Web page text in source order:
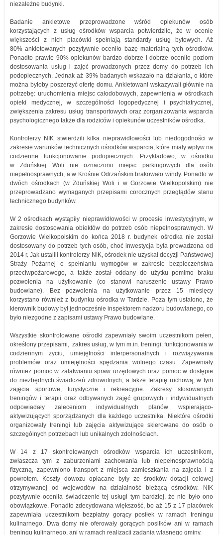
niezależne budynki.
Badanie ankietowe przeprowadzone wśród opiekunów osób
korzystających z usług ośrodków wsparcia potwierdziło, że w ocenie
większości z nich placówki spełniają standardy usług bytowych. Aż
80% ankietowanych pozytywnie oceniło bazę materialną tych ośrodków.
Ponadto prawie 90% opiekunów bardzo dobrze i dobrze oceniło poziom
dostosowania usług i zajęć prowadzonych przez domy do potrzeb ich
podopiecznych. Jednak aż 39% badanych wskazało na działania, o które
można byłoby poszerzyć ofertę domu. Ankietowani wskazywali głównie na
potrzebę: uruchomienia miejsc całodobowych, zapewnienia w ośrodkach
opieki medycznej, w szczególności logopedycznej i psychiatrycznej,
zwiększenia zakresu usług transportowych oraz zorganizowania wsparcia
psychologicznego także dla rodziców i opiekunów uczestników ośrodka.
Kontrolerzy NIK stwierdzili kilka nieprawidłowości lub niedogodności w
zakresie warunków technicznych ośrodków wsparcia, które miały wpływ na
codzienne funkcjonowanie podopiecznych. Przykładowo, w ośrodku
w Zduńskiej Woli nie oznaczono miejsc parkingowych dla osób
niepełnosprawnych, a w Krośnie Odrzańskim brakowało windy. Ponadto w
dwóch ośrodkach (w Zduńskiej Woli i w Gorzowie Wielkopolskim) nie
przeprowadzano wymaganych przepisami corocznych przeglądów stanu
technicznego budynków.
W 2 ośrodkach wystąpiły nieprawidłowości w procesie inwestycyjnym, w
zakresie dostosowania obiektów do potrzeb osób niepełnosprawnych. W
Gorzowie Wielkopolskim do końca 2018 r. budynek ośrodka nie został
dostosowany do potrzeb tych osób, choć inwestycja była prowadzona od
2014 r. Jak ustalili kontrolerzy NIK, ośrodek nie uzyskał decyzji Państwowej
Straży Pożarnej o spełnianiu wymogów w zakresie bezpieczeństwa
przeciwpożarowego, a także został oddany do użytku pomimo braku
pozwolenia na użytkowanie (co stanowi naruszenie ustawy Prawo
budowlane). Bez pozwolenia na użytkowanie przez 15 miesięcy
korzystano również z budynku ośrodka w Tardzie. Poza tym ustalono, że
kierownik budowy był jednocześnie inspektorem nadzoru budowlanego, co
było niezgodne z zapisami ustawy Prawo budowlane.
Wszystkie skontrolowane ośrodki zapewniały swoim uczestnikom pełen,
określony przepisami, zakres usług, w tym m.in. treningi: funkcjonowania w
codziennym życiu, umiejętności interpersonalnych i rozwiązywania
problemów oraz umiejętności spędzania wolnego czasu. Zapewniały
również pomoc w załatwianiu spraw urzędowych oraz pomoc w dostępie
do niezbędnych świadczeń zdrowotnych, a także terapię ruchową, w tym
zajęcia sportowe, turystyczne i rekreacyjne. Zakresy stosowanych
treningów i terapii oraz odbywanych zajęć grupowych i indywidualnych
odpowiadały zaleceniom indywidualnych planów wspierająco-
aktywizujących sporządzanych dla każdego uczestnika. Niektóre ośrodki
organizowały treningi lub zajęcia aktywizujące skierowane do osób o
szczególnych potrzebach lub unikalnych zdolnościach.
W 14 z 17 skontrolowanych ośrodków wsparcia ich uczestnikom,
zwłaszcza tym z zaburzeniami zachowania lub niepełnosprawnością
fizyczną, zapewniono transport z miejsca zamieszkania na zajęcia i z
powrotem. Koszty dowozu opłacane były ze środków dotacji celowej
otrzymywanej od wojewodów na działalność bieżącą ośrodków. NIK
pozytywnie oceniła świadczenie tej usługi tym bardziej, że nie było ono
obowiązkowe. Ponadto zdecydowana większość, bo aż 15 z 17 placówek
zapewniała uczestnikom bezpłatny gorący posiłek w ramach treningu
kulinarnego. Dwa domy nie oferowały gorących posiłków ani w ramach
treningu kulinarnego, ani w ramach realizacji zadania własnego gminy.